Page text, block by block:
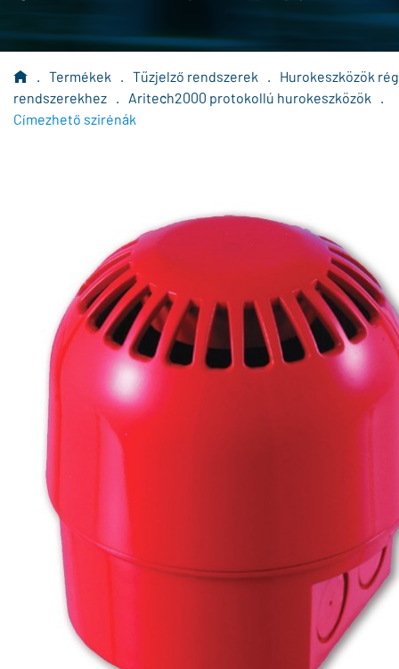
. Termékek . Tűzjelző rendszerek .
Hurokeszközök
rendszerekhez . Aritech2000 protokollú hurokeszközök
.
Címezhető szirénák